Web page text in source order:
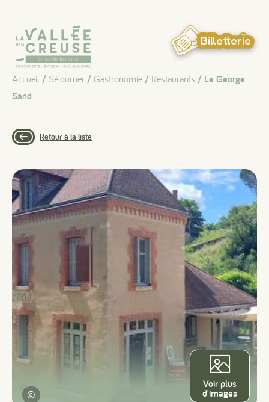
Billetterie
Accueil / Séjourner / Gastronomie / Restaurants / Le George
Sand
Retour à la liste
©
Voir plus
d'images